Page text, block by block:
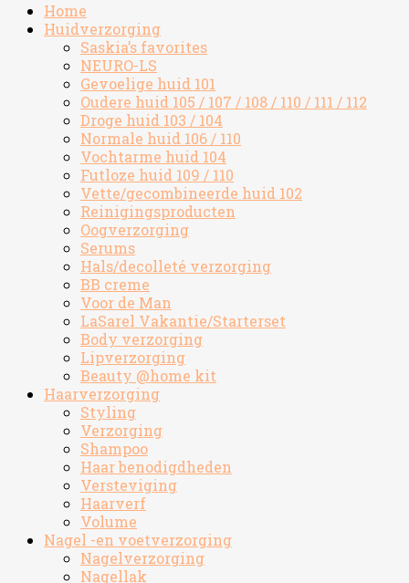
Home
Huidverzorging
Saskia’s favorites
NEURO-LS
Gevoelige huid 101
Oudere huid 105 / 107 / 108 / 110 / 111 / 112
Droge huid 103 / 104
Normale huid 106 / 110
Vochtarme huid 104
Futloze huid 109 / 110
Vette/gecombineerde huid 102
Reinigingsproducten
Oogverzorging
Serums
Hals/decolleté verzorging
BB creme
Voor de Man
LaSarel Vakantie/Starterset
Body verzorging
Lipverzorging
Beauty @home kit
Haarverzorging
Styling
Verzorging
Shampoo
Haar benodigdheden
Versteviging
Haarverf
Volume
Nagel -en voetverzorging
Nagelverzorging
Nagellak